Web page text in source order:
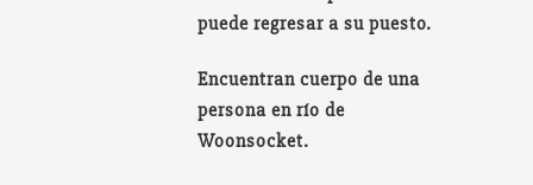
puede regresar a su puesto.
Encuentran cuerpo de una
persona en río de
Woonsocket.